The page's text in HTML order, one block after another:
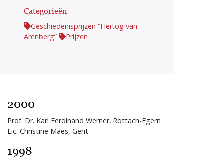
Categorieën
Geschiedenisprijzen “Hertog van
Arenberg”
Prijzen
2000
Prof. Dr. Karl Ferdinand Werner, Rottach-Egern
Lic. Christine Maes, Gent
1998